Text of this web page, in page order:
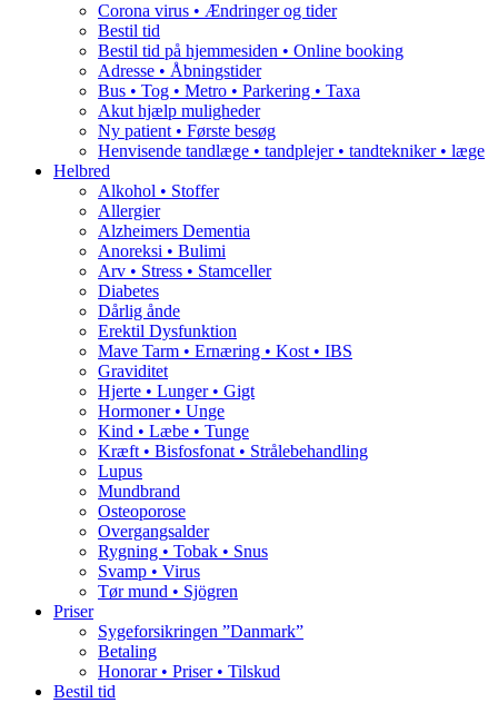
Corona virus • Ændringer og tider
Bestil tid
Bestil tid på hjemmesiden • Online booking
Adresse • Åbningstider
Bus • Tog • Metro • Parkering • Taxa
Akut hjælp muligheder
Ny patient • Første besøg
Henvisende tandlæge • tandplejer • tandtekniker • læge
Helbred
Alkohol • Stoffer
Allergier
Alzheimers Dementia
Anoreksi • Bulimi
Arv • Stress • Stamceller
Diabetes
Dårlig ånde
Erektil Dysfunktion
Mave Tarm • Ernæring • Kost • IBS
Graviditet
Hjerte • Lunger • Gigt
Hormoner • Unge
Kind • Læbe • Tunge
Kræft • Bisfosfonat • Strålebehandling
Lupus
Mundbrand
Osteoporose
Overgangsalder
Rygning • Tobak • Snus
Svamp • Virus
Tør mund • Sjögren
Priser
Sygeforsikringen ”Danmark”
Betaling
Honorar • Priser • Tilskud
Bestil tid